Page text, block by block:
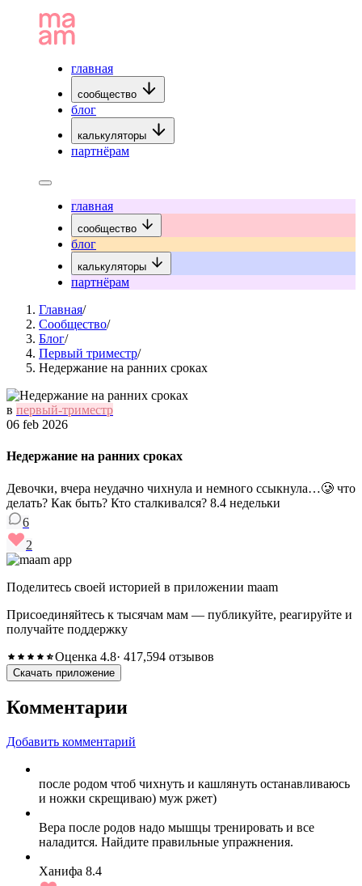
главная
сообщество
блог
калькуляторы
партнёрам
главная
сообщество
блог
калькуляторы
партнёрам
Главная/
Сообщество/
Блог/
Первый триместр/
Недержание на ранних сроках
в первый-триместр
06 feb 2026
Недержание на ранних сроках
Девочки, вчера неудачно чихнула и немного ссыкнула…🥲 что
делать? Как быть? Кто сталкивался? 8.4 недельки
6
2
Поделитесь своей историей в приложении maam
Присоединяйтесь к тысячам мам — публикуйте, реагируйте и
получайте поддержку
Оценка 4.8· 417,594 отзывов
Скачать приложение
Комментарии
Добавить комментарий
после родом чтоб чихнуть и кашлянуть останавливаюсь
и ножки скрещиваю) муж ржет)
Вера после родов надо мышцы тренировать и все
наладится. Найдите правильные упражнения.
Ханифа 8.4